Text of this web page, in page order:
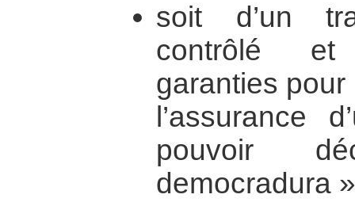
soit d’un
contrôlé et
garanties
l’assurance
pouvoir
democradura